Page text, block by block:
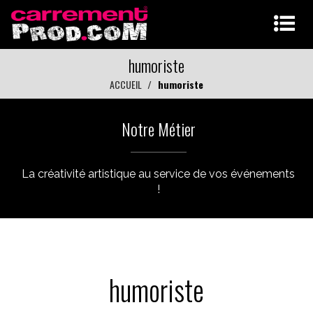
humoriste
ACCUEIL humoriste
Notre Métier
La créativité artistique au service de vos événements
!
humoriste